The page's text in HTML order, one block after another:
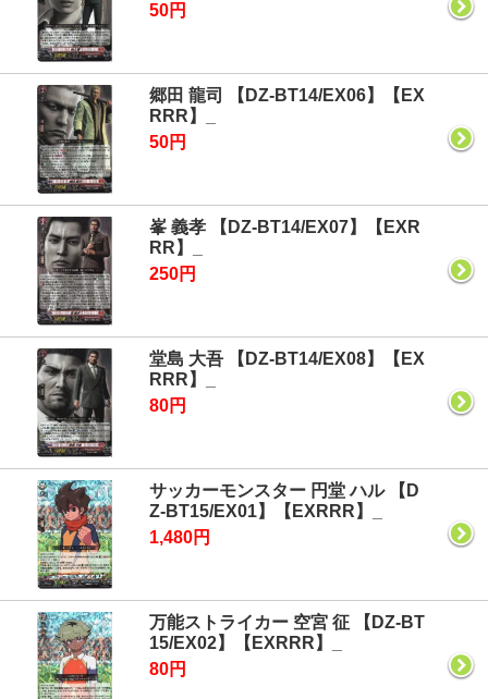
50円
郷田 龍司 【DZ-BT14/EX06】【EX
RRR】_
50円
峯 義孝 【DZ-BT14/EX07】【EXR
RR】_
250円
堂島 大吾 【DZ-BT14/EX08】【EX
RRR】_
80円
サッカーモンスター 円堂 ハル 【D
Z-BT15/EX01】【EXRRR】_
1,480円
万能ストライカー 空宮 征 【DZ-BT
15/EX02】【EXRRR】_
80円